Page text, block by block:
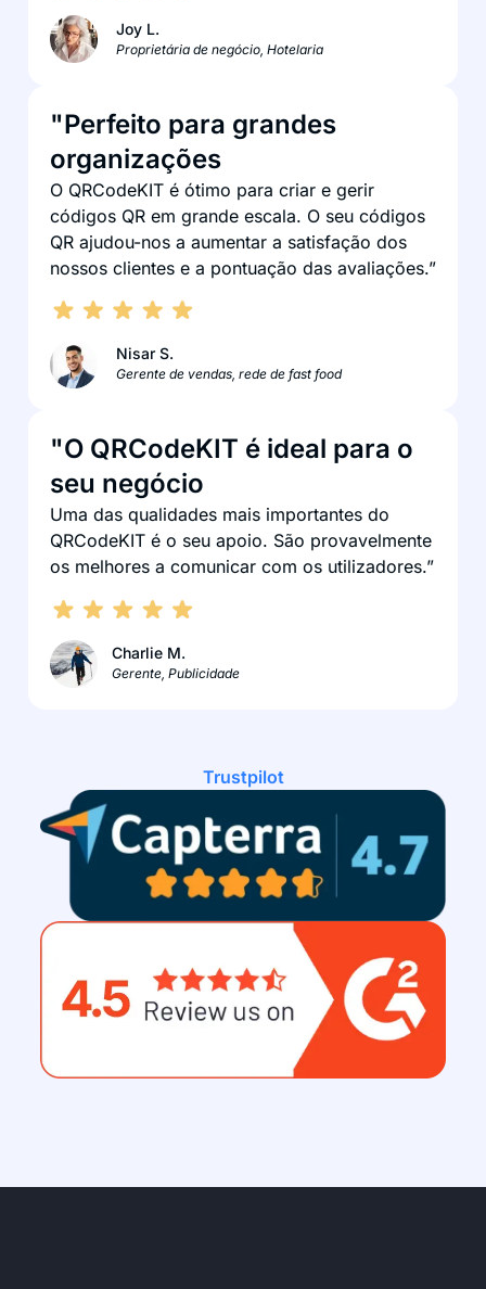
Joy L.
Proprietária de negócio, Hotelaria
"Perfeito para grandes
organizações
O QRCodeKIT é ótimo para criar e gerir
códigos QR em grande escala. O seu códigos
QR ajudou-nos a aumentar a satisfação dos
nossos clientes e a pontuação das avaliações.”
Nisar S.
Gerente de vendas, rede de fast food
"O QRCodeKIT é ideal para o
seu negócio
Uma das qualidades mais importantes do
QRCodeKIT é o seu apoio. São provavelmente
os melhores a comunicar com os utilizadores.”
Charlie M.
Gerente, Publicidade
Trustpilot